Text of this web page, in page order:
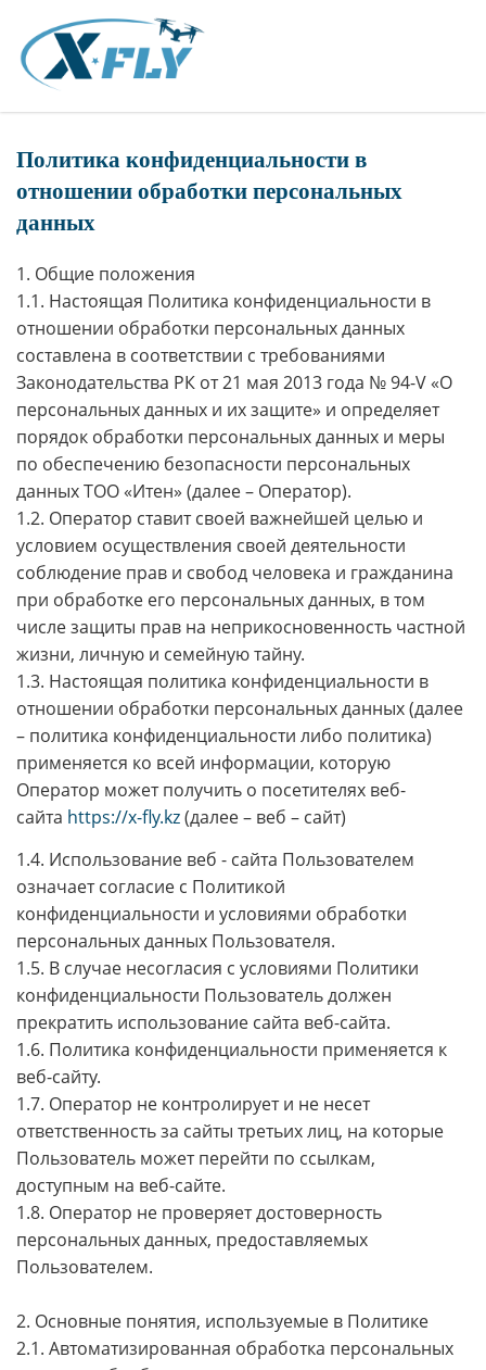
Политика конфиденциальности в
отношении обработки персональных
данных
1. Общие положения
1.1. Настоящая Политика конфиденциальности в
отношении обработки персональных данных
составлена в соответствии с требованиями
Законодательства РК от 21 мая 2013 года № 94-V «О
персональных данных и их защите» и определяет
порядок обработки персональных данных и меры
по обеспечению безопасности персональных
данных ТОО «Итен» (далее – Оператор).
1.2. Оператор ставит своей важнейшей целью и
условием осуществления своей деятельности
соблюдение прав и свобод человека и гражданина
при обработке его персональных данных, в том
числе защиты прав на неприкосновенность частной
жизни, личную и семейную тайну.
1.3. Настоящая политика конфиденциальности в
отношении обработки персональных данных (далее
– политика конфиденциальности либо политика)
применяется ко всей информации, которую
Оператор может получить о посетителях веб-
сайта https://x-fly.kz(далее – веб – сайт)
1.4. Использование веб - сайта Пользователем
означает согласие с Политикой
конфиденциальности и условиями обработки
персональных данных Пользователя.
1.5. В случае несогласия с условиями Политики
конфиденциальности Пользователь должен
прекратить использование сайта веб-сайта.
1.6. Политика конфиденциальности применяется к
веб-сайту.
1.7. Оператор не контролирует и не несет
ответственность за сайты третьих лиц, на которые
Пользователь может перейти по ссылкам,
доступным на веб-сайте.
1.8. Оператор не проверяет достоверность
персональных данных, предоставляемых
Пользователем.
2. Основные понятия, используемые в Политике
2.1. Автоматизированная обработка персональных